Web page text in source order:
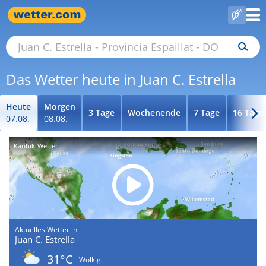
Das Wetter heute in Juan C. Estrella
Heute
07.08.
Morgen
08.08.
3 Tage Wochenende 7 Tage 16 Tage
Karibik-Wetter
Aktuelles Wetter in
Juan C. Estrella
31°C
Wolkig